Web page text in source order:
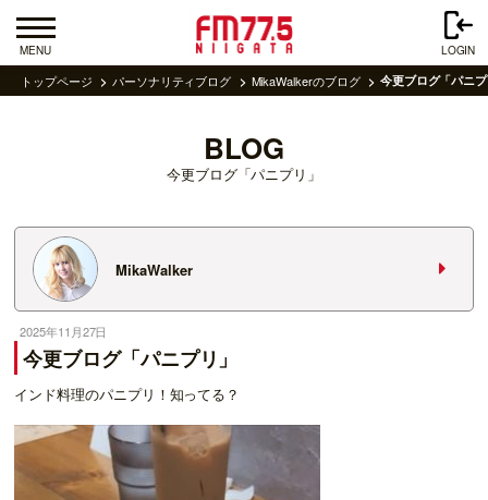
MENU LOGIN
トップページ パーソナリティブログ MikaWalkerのブログ 今更ブログ「パニ
BLOG
今更ブログ「パニプリ」
MikaWalker
2025年11月27日
今更ブログ「パニプリ」
インド料理のパニプリ！知ってる？